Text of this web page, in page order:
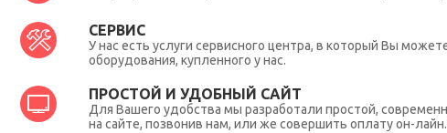
СЕРВИС
У нас есть услуги сервисного центра, в который Вы
оборудования, купленного у нас.
ПРОСТОЙ И УДОБНЫЙ САЙТ
Для Вашего удобства мы разработали простой,
на сайте, позвонив нам, или же совершить оплату он-